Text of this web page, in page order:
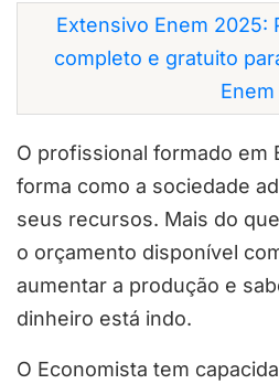
Extensivo Enem 2025:
completo e gratuito
Enem
O profissional formado em
forma como a sociedade
seus recursos. Mais do
o orçamento disponível
aumentar a produção e
dinheiro está indo.
O Economista tem